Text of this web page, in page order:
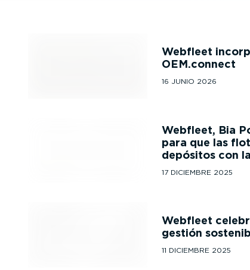
Webfleet
OEM.connect
16 JUNIO 2026
Webfleet, Bia
para que las
depósitos con
17 DICIEMBRE 2025
Webfleet
gestión
11 DICIEMBRE 2025